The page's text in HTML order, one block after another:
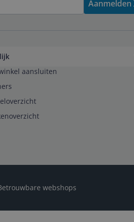
Aanmelden
aansluiten
webshops